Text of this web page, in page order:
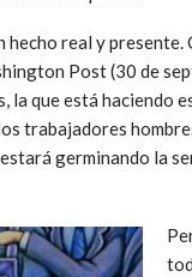
hecho real y
Post (30 de
la que está haciendo
trabajadores
germinando la